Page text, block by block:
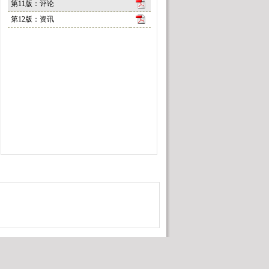
第11版：评论
第12版：资讯